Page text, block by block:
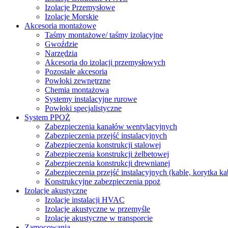
Izolacje Przemysłowe
Izolacje Morskie
Akcesoria montażowe
Taśmy montażowe/ taśmy izolacyjne
Gwoździe
Narzędzia
Akcesoria do izolacji przemysłowych
Pozostałe akcesoria
Powłoki zewnętrzne
Chemia montażowa
Systemy instalacyjne rurowe
Powłoki specjalistyczne
System PPOŻ
Zabezpieczenia kanałów wentylacyjnych
Zabezpieczenia przejść instalacyjnych
Zabezpieczenia konstrukcji stalowej
Zabezpieczenia konstrukcji żelbetowej
Zabezpieczenia konstrukcji drewnianej
Zabezpieczenia przejść instalacyjnych (kable, korytka
Konstrukcyjne zabezpieczenia ppoż
Izolacje akustyczne
Izolacje instalacji HVAC
Izolacje akustyczne w przemyśle
Izolacje akustyczne w transporcie